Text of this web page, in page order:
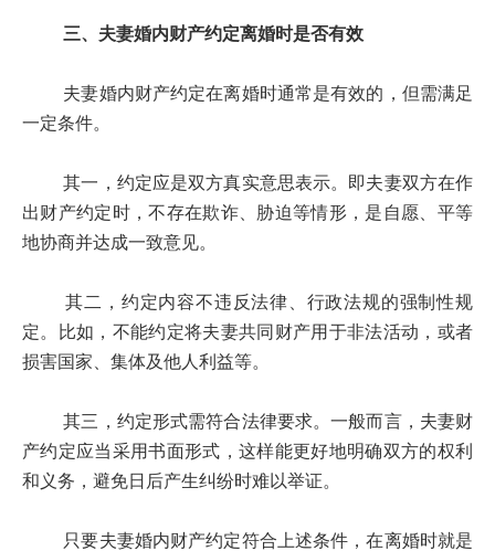
三、夫妻婚内财产约定离婚时是否有效
夫妻婚内财产约定在离婚时通常是有效的，但需满足
一定条件。
其一，约定应是双方真实意思表示。即夫妻双方在作
出财产约定时，不存在欺诈、胁迫等情形，是自愿、平等
地协商并达成一致意见。
其二，约定内容不违反法律、行政法规的强制性规
定。比如，不能约定将夫妻共同财产用于非法活动，或者
损害国家、集体及他人利益等。
其三，约定形式需符合法律要求。一般而言，夫妻财
产约定应当采用书面形式，这样能更好地明确双方的权利
和义务，避免日后产生纠纷时难以举证。
只要夫妻婚内财产约定符合上述条件，在离婚时就是